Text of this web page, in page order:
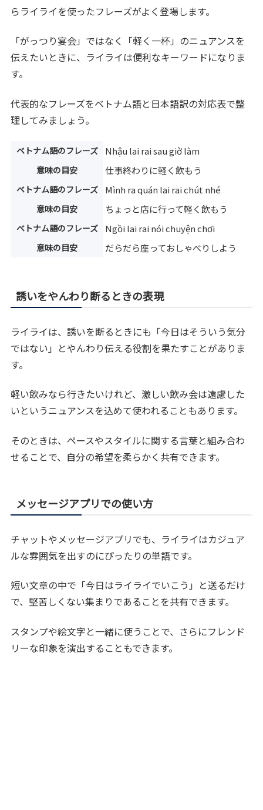
らライライを使ったフレーズがよく登場します。
「がっつり宴会」ではなく「軽く一杯」のニュアンスを
伝えたいときに、ライライは便利なキーワードになりま
す。
代表的なフレーズをベトナム語と日本語訳の対応表で整
理してみましょう。
ベトナム語のフレーズ Nhậu lai rai sau giờ làm
意味の目安 仕事終わりに軽く飲もう
ベトナム語のフレーズ Mình ra quán lai rai chút nhé
意味の目安 ちょっと店に行って軽く飲もう
ベトナム語のフレーズ Ngồi lai rai nói chuyện chơi
意味の目安 だらだら座っておしゃべりしよう
誘いをやんわり断るときの表現
ライライは、誘いを断るときにも「今日はそういう気分
ではない」とやんわり伝える役割を果たすことがありま
す。
軽い飲みなら行きたいけれど、激しい飲み会は遠慮した
いというニュアンスを込めて使われることもあります。
そのときは、ペースやスタイルに関する言葉と組み合わ
せることで、自分の希望を柔らかく共有できます。
メッセージアプリでの使い方
チャットやメッセージアプリでも、ライライはカジュア
ルな雰囲気を出すのにぴったりの単語です。
短い文章の中で「今日はライライでいこう」と送るだけ
で、堅苦しくない集まりであることを共有できます。
スタンプや絵文字と一緒に使うことで、さらにフレンド
リーな印象を演出することもできます。